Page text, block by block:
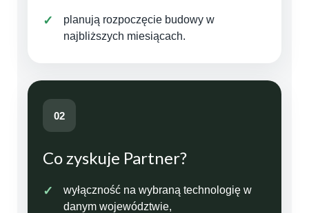
planują rozpoczęcie budowy w
najbliższych miesiącach.
02
Co zyskuje Partner?
wyłączność na wybraną technologię w
danym województwie,